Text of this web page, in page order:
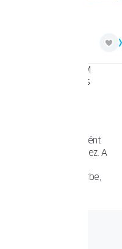
PREMIUM
tulajdonságok és
WINKHAUS
az esztétikát és a
elegáns részletként
sötét ablakkeretekhez. A
megvilágítást
lehetővé a külső térbe,
a nappaliban.